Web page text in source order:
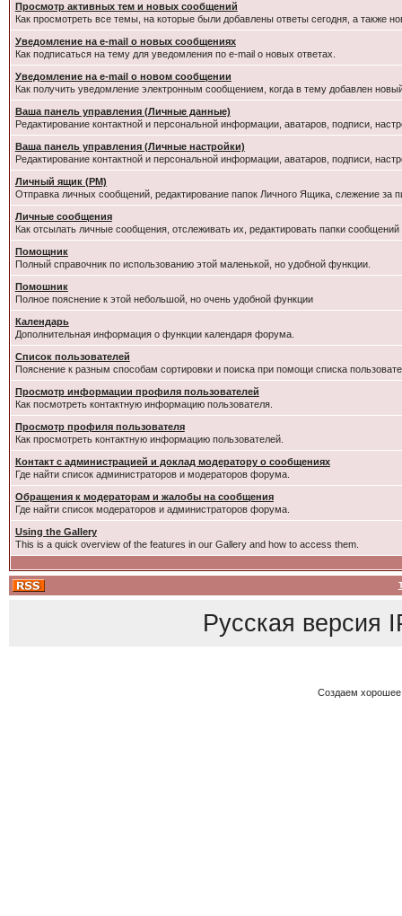
Просмотр активных тем и новых сообщений
Как просмотреть все темы, на которые были добавлены ответы сегодня, а также
Уведомление на e-mail о новых сообщениях
Как подписаться на тему для уведомления по e-mail о новых ответах.
Уведомление на е-mail о новом сообщении
Как получить уведомление электронным сообщением, когда в тему добавлен
Ваша панель управления (Личные данные)
Редактирование контактной и персональной информации, аватаров, подписи,
Ваша панель управления (Личные настройки)
Редактирование контактной и персональной информации, аватаров, подписи,
Личный ящик (PM)
Отправка личных сообщений, редактирование папок Личного Ящика, слежение за
Личные сообщения
Как отсылать личные сообщения, отслеживать их, редактировать папки
Помощник
Полный справочник по использованию этой маленькой, но удобной функции.
Помошник
Полное пояснение к этой небольшой, но очень удобной функции
Календарь
Дополнительная информация о функции календаря форума.
Список пользователей
Пояснение к разным способам сортировки и поиска при помощи списка
Просмотр информации профиля пользователей
Как посмотреть контактную информацию пользователя.
Просмотр профиля пользователя
Как просмотреть контактную информацию пользователей.
Контакт с администрацией и доклад модератору о сообщениях
Где найти список администраторов и модераторов форума.
Обращения к модераторам и жалобы на сообщения
Где найти список модераторов и администраторов форума.
Using the Gallery
This is a quick overview of the features in our Gallery and how to access them.
Русская версия
Создаем